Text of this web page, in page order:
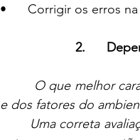
•      Corrigir os erros
2.
e dos fatores do